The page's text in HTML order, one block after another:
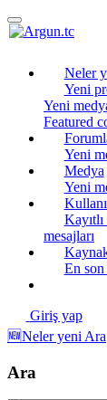
Neler
Yeni
Yeni
Featured
Yeni
Medya
Yeni
mesajları
En
Giriş yap
🆕Neler yeni Ara
Ara